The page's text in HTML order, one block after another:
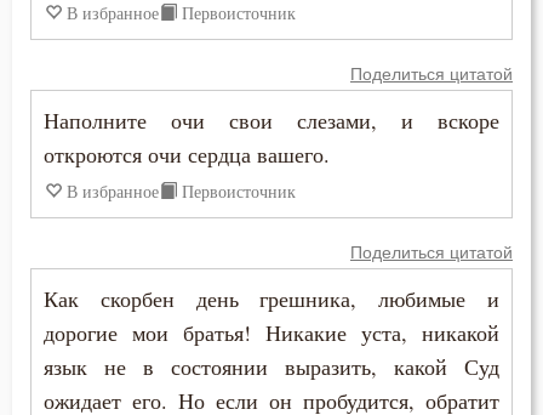
Зло
Злорадство
Знание
Искушение
Искушение в смертный час
Исповедь
Марк Эфесский
Мефодий Олимпийский
Митрофан Воронежский
Моисей Оптинский (Путилов)
Нектарий Оптинский (Тихонов)
В избранное Первоисточник
Поделиться цитатой
Наполните очи свои слезами, и вскоре
откроются очи сердца вашего.
В избранное Первоисточник
Поделиться цитатой
Как скорбен день грешника, любимые и
дорогие мои братья! Никакие уста, никакой
язык не в состоянии выразить, какой Суд
ожидает его. Но если он пробудится, обратит